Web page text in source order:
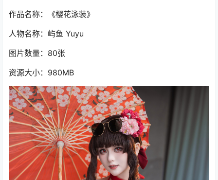
作品名称：《樱花泳装》
人物名称：屿鱼 Yuyu
图片数量：80张
资源大小：980MB